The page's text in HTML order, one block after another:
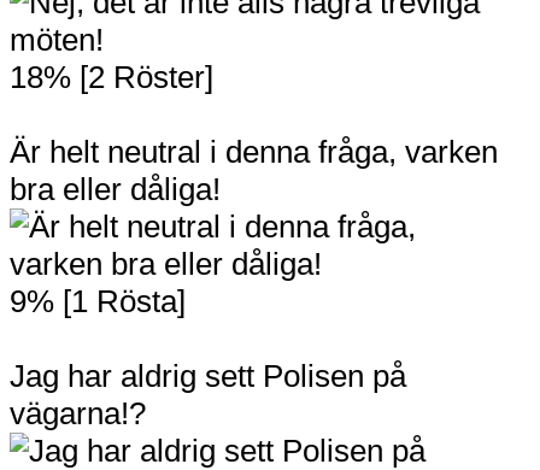
18% [2 Röster]
Är helt neutral i denna fråga, varken
bra eller dåliga!
9% [1 Rösta]
Jag har aldrig sett Polisen på
vägarna!?